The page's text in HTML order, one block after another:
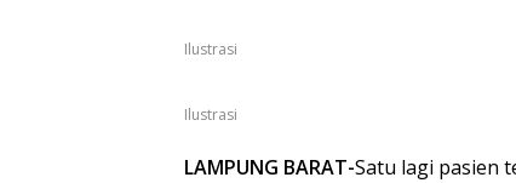
Ilustrasi
Ilustrasi
LAMPUNG BARAT-Satu lagi pasien